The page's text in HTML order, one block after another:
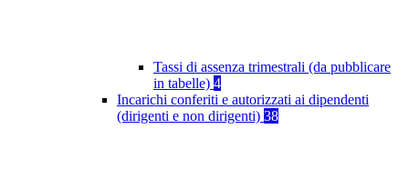
Tassi di assenza trimestrali (da pubblicare
in tabelle) 4
Incarichi conferiti e autorizzati ai dipendenti
(dirigenti e non dirigenti) 38